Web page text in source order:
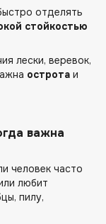
отделять
стойкостью
лески, веревок,
острота и
важна
человек часто
любит
пилу,